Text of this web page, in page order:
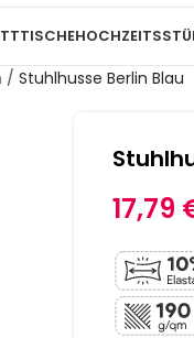
/ Stuhlhusse Berlin Blau
17,79